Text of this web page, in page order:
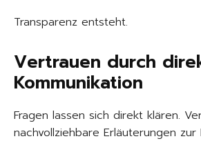
Transparenz entsteht.
Vertrauen durch
Kommunikation
Fragen lassen sich direkt klären.
nachvollziehbare Erläuterungen